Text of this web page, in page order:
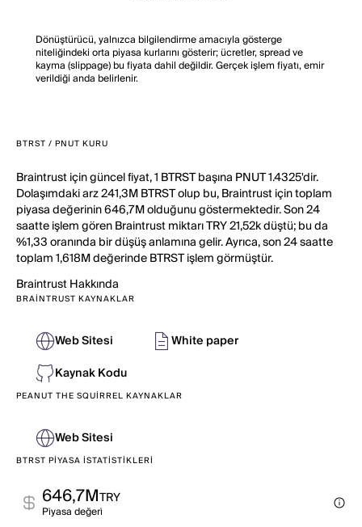
Dönüştürücü, yalnızca bilgilendirme amacıyla gösterge
niteliğindeki orta piyasa kurlarını gösterir; ücretler, spread ve
kayma (slippage) bu fiyata dahil değildir. Gerçek işlem fiyatı, emir
verildiği anda belirlenir.
BTRST / PNUT KURU
Braintrust için güncel fiyat, 1 BTRST başına PNUT 1.4325'dir.
Dolaşımdaki arz 241,3M BTRST olup bu, Braintrust için toplam
piyasa değerinin 646,7M olduğunu göstermektedir. Son 24
saatte işlem gören Braintrust miktarı TRY 21,52k düştü; bu da
%1,33 oranında bir düşüş anlamına gelir. Ayrıca, son 24 saatte
toplam 1,618M değerinde BTRST işlem görmüştür.
BraintrustHakkında
BRAINTRUST KAYNAKLAR
Web Sitesi
White paper
Kaynak Kodu
PEANUT THE SQUIRREL KAYNAKLAR
Web Sitesi
BTRST PIYASA İSTATISTIKLERI
646,7MTRY
Pi̇yasa değeri̇